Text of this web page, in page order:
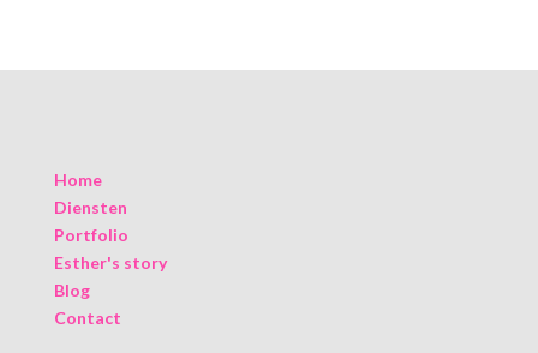
Home
Diensten
Portfolio
Esther's story
Blog
Contact